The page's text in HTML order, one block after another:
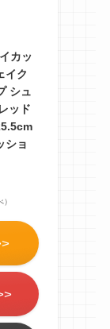
カッ
イク
シュ
ッド
ショ